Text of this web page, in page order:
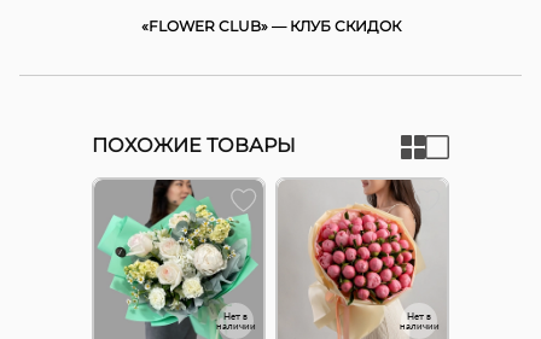
«FLOWER CLUB» — КЛУБ СКИДОК
ПОХОЖИЕ ТОВАРЫ
Нет в
наличии
Нет в
наличии